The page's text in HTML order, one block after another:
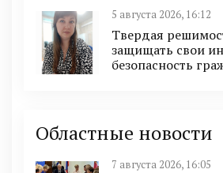
5 августа 2026, 16:12
Твердая
защищать свои
безопасность
Областные новости
7 августа 2026, 16:05